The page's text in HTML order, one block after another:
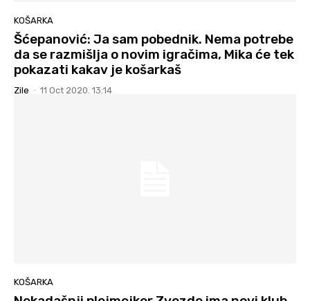
KOŠARKA
Šćepanović: Ja sam pobednik. Nema potrebe
da se razmišlja o novim igračima, Mika će tek
pokazati kakav je košarkaš
Zile - 11 Oct 2020. 13:14
KOŠARKA